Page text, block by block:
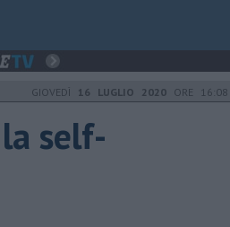
GIOVEDÌ 16 LUGLIO 2020 ORE 16:08
self-